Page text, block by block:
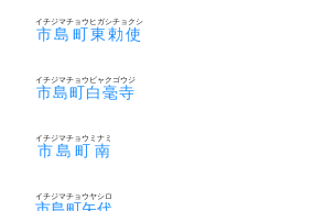
市島町東勅使
イチジマチョウヒガシチョクシ
市島町白毫寺
イチジマチョウビャクゴウジ
市島町南
イチジマチョウミナミ
イチジマチョウヤシロ